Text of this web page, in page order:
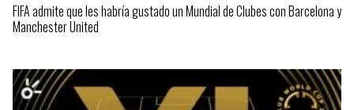
FIFA admite que les habría gustado un Mundial de Clubes con Barcelona y
Manchester United